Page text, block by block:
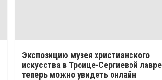
Экспозицию музея христианского
искусства в Троице-Сергиевой лавре
теперь можно увидеть онлайн